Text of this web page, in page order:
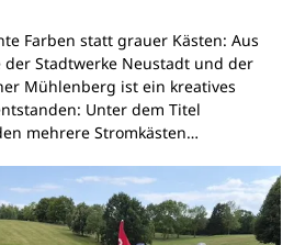
Farben statt grauer Kästen: Aus
Stadtwerke Neustadt und der
Mühlenberg ist ein kreatives
Unter dem Titel
mehrere Stromkästen…